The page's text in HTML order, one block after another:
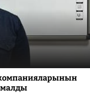
компанияларынын